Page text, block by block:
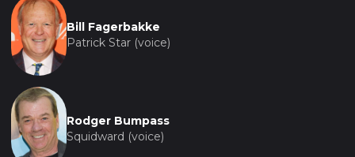
Bill Fagerbakke
Patrick Star (voice)
Rodger Bumpass
Squidward (voice)